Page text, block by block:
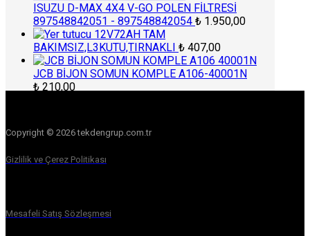
ISUZU D-MAX 4X4 V-GO POLEN FİLTRESİ
897548842051 - 897548842054 ₺ 1.950,00
12V72AH TAM
BAKIMSIZ,L3KUTU,TIRNAKLI ₺ 407,00
JCB BİJON SOMUN KOMPLE A106-40001N
₺ 210,00
Copyright © 2026 tekdengrup.com.tr
Gizlilik ve Çerez Politikası
Mesafeli Satış Sözleşmesi